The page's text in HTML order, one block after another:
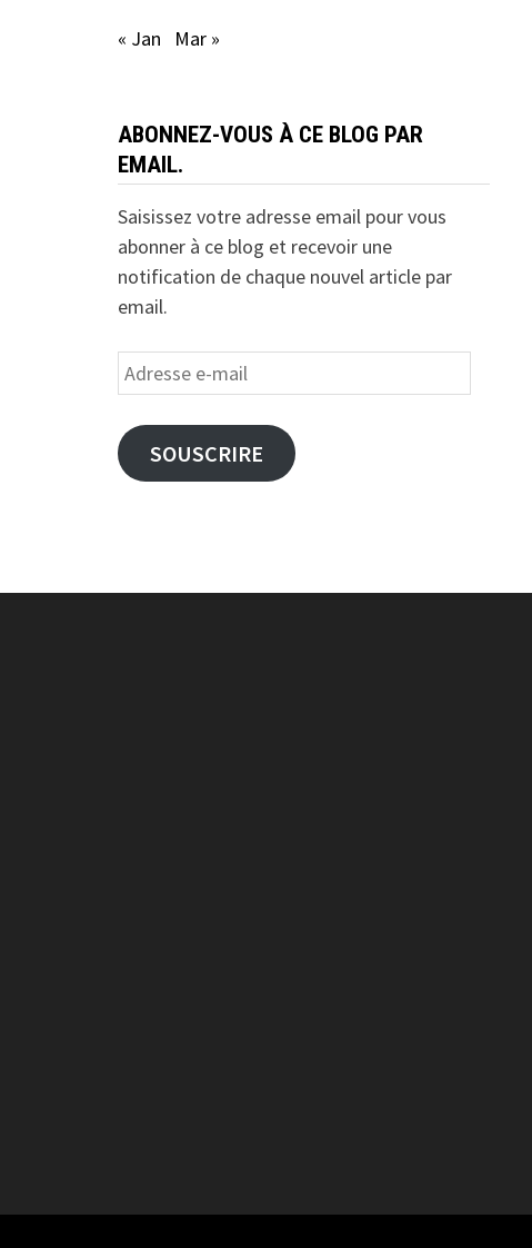
« Jan Mar »
ABONNEZ-VOUS À CE BLOG PAR
EMAIL.
Saisissez votre adresse email pour vous
abonner à ce blog et recevoir une
notification de chaque nouvel article par
email.
Adresse
e-
mail
SOUSCRIRE